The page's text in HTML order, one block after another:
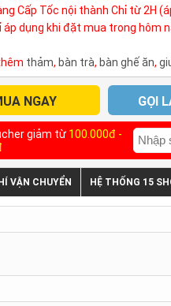
Cấp Tốc nội thành Chỉ từ 2H
áp dụng khi đặt mua trong hôm
thảm, bàn trà, bàn ghế ăn,
NGAY GỌI
giảm từ 100.000đ -
VẬN CHUYỂN HỆ THỐNG 15